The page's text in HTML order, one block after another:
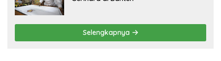
Selengkapnya